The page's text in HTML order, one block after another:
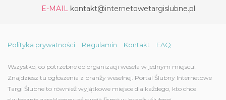
E-MAIL kontakt@internetowetargislubne.pl
Polityka prywatności Regulamin Kontakt FAQ
Wszystko, co potrzebne do organizacji wesela w jednym miejscu!
Znajdziesz tu ogłoszenia z branży weselnej. Portal Ślubny Internetowe
Targi Ślubne to również wyjątkowe miejsce dla każdego, kto chce